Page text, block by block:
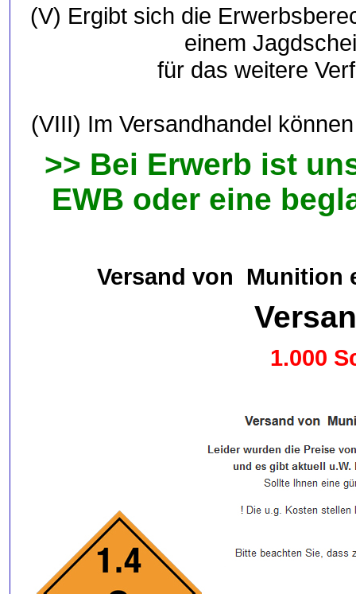
(V) Ergibt sich die
einem
für das weitere
(VIII) Im Versandhandel
>> Bei Erwerb ist
EWB oder eine
Versand von Munition
1.000